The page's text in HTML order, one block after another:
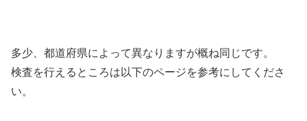
多少、都道府県によって異なりますが概ね同じです。
検査を行えるところは以下のページを参考にしてくださ
い。